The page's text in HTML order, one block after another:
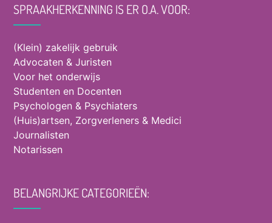
SPRAAKHERKENNING IS ER O.A. VOOR:
(Klein) zakelijk gebruik
Advocaten & Juristen
Voor het onderwijs
Studenten en Docenten
Psychologen & Psychiaters
(Huis)artsen, Zorgverleners & Medici
Journalisten
Notarissen
BELANGRIJKE CATEGORIEËN: